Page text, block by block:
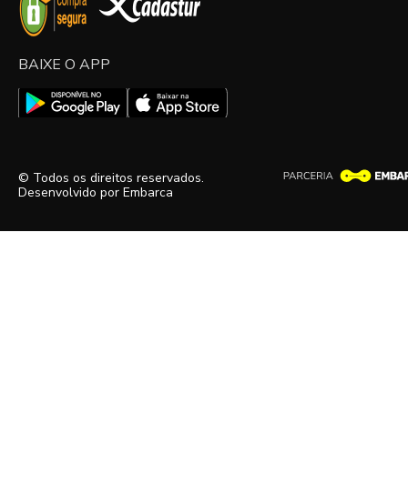
BAIXE O APP
© Todos os direitos reservados.
Desenvolvido por Embarca